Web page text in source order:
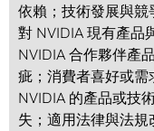
依賴；技術發展與
對 NVIDIA 現有產品
NVIDIA 合作夥伴產
疵；消費者喜好或需
NVIDIA 的產品或技
失；適用法律與法